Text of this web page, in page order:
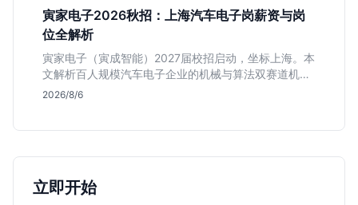
寅家电子2026秋招：上海汽车电子岗薪资与岗
位全解析
寅家电子（寅成智能）2027届校招启动，坐标上海。本
文解析百人规模汽车电子企业的机械与算法双赛道机
会，分析薪资面议背后的含金量及应届生成长路径，助
2026/8/6
立即开始